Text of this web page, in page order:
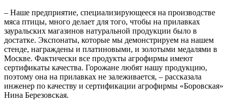
– Наше предприятие, специализирующееся на производстве
мяса птицы, много делает для того, чтобы на прилавках
зауральских магазинов натуральной продукции было в
достатке. Экспонаты, которые мы демонстрируем на нашем
стенде, награждены и платиновыми, и золотыми медалями в
Москве. Фактически все продукты агрофирмы имеют
сертификаты качества. Горожане любят нашу продукцию,
поэтому она на прилавках не залеживается, – рассказала
инженер по качеству и сертификации агрофирмы «Боровская»
Нина Березовская.